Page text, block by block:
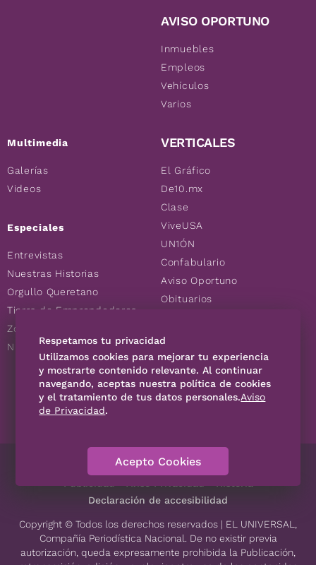
Multimedia
Galerías
Videos
Especiales
Entrevistas
Nuestras Historias
Orgullo Queretano
Tierra de Emprendedores
Zoociales
Nuevos Queretanos
AVISO OPORTUNO
Inmuebles
Empleos
Vehículos
Varios
VERTICALES
El Gráfico
De10.mx
Clase
ViveUSA
UN1ÓN
Confabulario
Aviso Oportuno
Obituarios
Consultas
SÍGUENOS
Contáctanos Código de Ética
Declaración de accesibilidad
Copyright © Todos los derechos reservados | EL UNIVERSAL,
Compañía Periodística Nacional. De no existir previa
autorización, queda expresamente prohibida la Publicación,
Respetamos tu privacidad
Utilizamos cookies para mejorar tu experiencia
y mostrarte contenido relevante. Al continuar
navegando, aceptas nuestra política de cookies
y el tratamiento de tus datos personales.Aviso
de Privacidad.
Acepto Cookies